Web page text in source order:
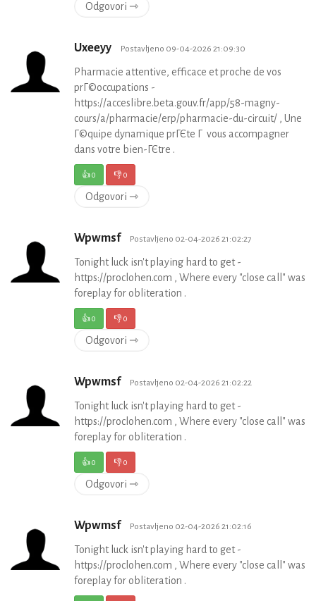
Odgovori ⇾
Uxeeyy Postavljeno 09-04-2026 21:09:30
Pharmacie attentive, efficace et proche de vos
prГ©occupations -
https://acceslibre.beta.gouv.fr/app/58-magny-
cours/a/pharmacie/erp/pharmacie-du-circuit/ , Une
Г©quipe dynamique prГЄte Г vous accompagner
dans votre bien-ГЄtre .
👍0 👎0
Odgovori ⇾
Wpwmsf Postavljeno 02-04-2026 21:02:27
Tonight luck isn't playing hard to get -
https://proclohen.com , Where every "close call" was
foreplay for obliteration .
👍0 👎0
Odgovori ⇾
Wpwmsf Postavljeno 02-04-2026 21:02:22
Tonight luck isn't playing hard to get -
https://proclohen.com , Where every "close call" was
foreplay for obliteration .
👍0 👎0
Odgovori ⇾
Wpwmsf Postavljeno 02-04-2026 21:02:16
Tonight luck isn't playing hard to get -
https://proclohen.com , Where every "close call" was
foreplay for obliteration .